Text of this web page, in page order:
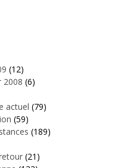
(12)
2008 (6)
actuel (79)
(59)
(189)
(21)